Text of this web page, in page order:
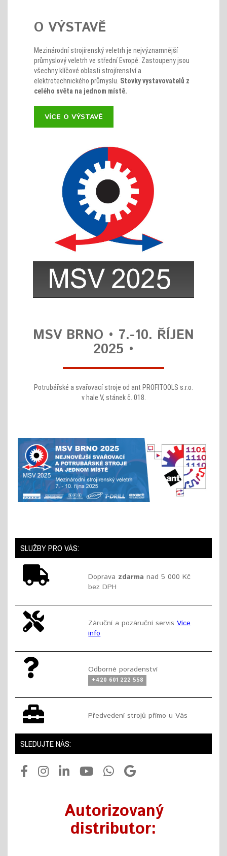
O VÝSTAVĚ
Mezinárodní strojírenský veletrh je nejvýznamnější
průmyslový veletrh ve střední Evropě. Zastoupeny jsou
všechny klíčové oblasti strojírenství a
elektrotechnického průmyslu. Stovky vystavovatelů z
celého světa na jednom místě.
VÍCE O VÝSTAVĚ
MSV BRNO • 7.-10. ŘÍJEN
2025 •
Potrubářské a svařovací stroje od ant PROFITOOLS s.r.o.
v hale V, stánek č. 018.
SLUŽBY PRO VÁS:
Doprava zdarma nad 5 000 Kč
bez DPH
Záruční a pozáruční servisVíce
info
Odborné poradenství
+420 601 222 558
Předvedení strojů přímo u Vás
SLEDUJTE NÁS:
Autorizovaný
distributor: